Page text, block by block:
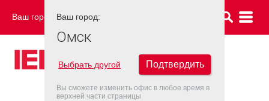
Ваш город: ОМСК
Ваш город:
Омск
Выбрать другой Подтвердить
Вы сможете изменить офис в любое время в
верхней части страницы